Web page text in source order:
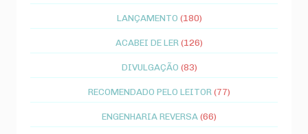
LANÇAMENTO (180)
ACABEI DE LER (126)
DIVULGAÇÃO (83)
RECOMENDADO PELO LEITOR (77)
ENGENHARIA REVERSA(66)